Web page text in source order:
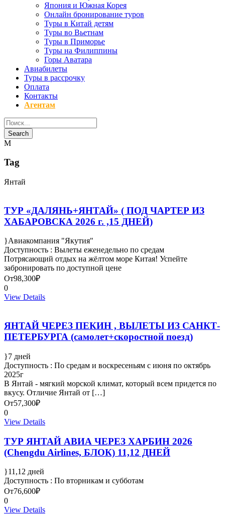
Япония и Южная Корея
Онлайн бронирование туров
Туры в Китай детям
Туры во Вьетнам
Туры в Приморье
Туры на Филиппины
Горы Аватара
Авиабилеты
Туры в рассрочку
Оплата
Контакты
Агентам
Tag
Янтай
ТУР «ДАЛЯНЬ+ЯНТАЙ» ( ПОД ЧАРТЕР ИЗ
ХАБАРОВСКА 2026 г. ,15 ДНЕЙ)
Авиакомпания "Якутия"
Доступность : Вылеты еженедельно по средам
Потрясающий отдых на жёлтом море Китая! Успейте
забронировать по доступной цене
От98,300₽
0
View Details
ЯНТАЙ ЧЕРЕЗ ПЕКИН , ВЫЛЕТЫ ИЗ САНКТ-
ПЕТЕРБУРГА (самолет+скоростной поезд)
7 дней
Доступность : По средам и воскресеньям с июня по октябрь
2025г
В Янтай - мягкий морской климат, который всем придется по
вкусу. Отличие Янтай от […]
От57,300₽
0
View Details
ТУР ЯНТАЙ АВИА ЧЕРЕЗ ХАРБИН 2026
(Chengdu Airlines, БЛОК) 11,12 ДНЕЙ
11,12 дней
Доступность : По вторникам и субботам
От76,600₽
0
View Details